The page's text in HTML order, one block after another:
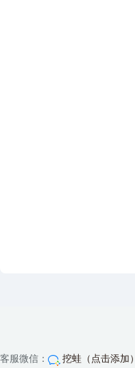
客服微信： 挖蛙（点击添加）